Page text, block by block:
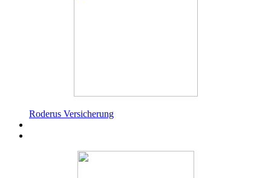
Roderus Versicherung